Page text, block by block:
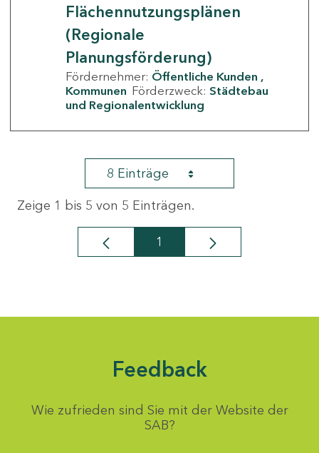
Flächennutzungsplänen
(Regionale
Planungsförderung)
Fördernehmer: Öffentliche Kunden
Kommunen Förderzweck: Städtebau
und Regionalentwicklung
8 Einträge
Zeige 1 bis 5 von 5 Einträgen.
Seite
1
Feedback
Wie zufrieden sind Sie mit der Website der
SAB?